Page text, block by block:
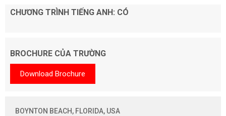
CHƯƠNG TRÌNH TIẾNG ANH: CÓ
BROCHURE CỦA TRƯỜNG
Download Brochure
BOYNTON BEACH, FLORIDA, USA